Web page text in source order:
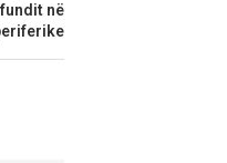
në